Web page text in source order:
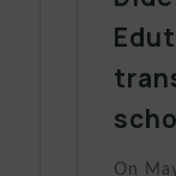
On